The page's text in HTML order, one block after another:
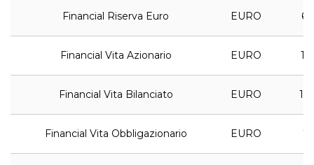
Financial Riserva Euro EURO
Financial Vita Azionario EURO
Financial Vita Bilanciato EURO
Financial Vita Obbligazionario EURO